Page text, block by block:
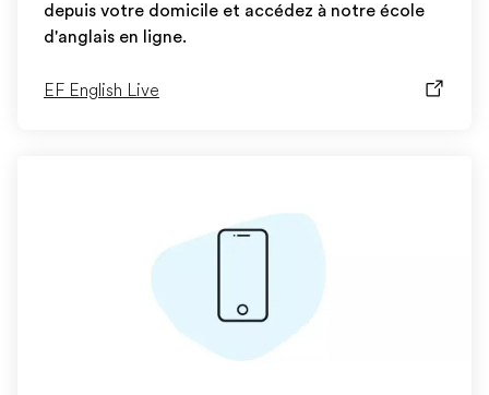
depuis votre domicile et accédez à notre école
d'anglais en ligne.
EF English Live